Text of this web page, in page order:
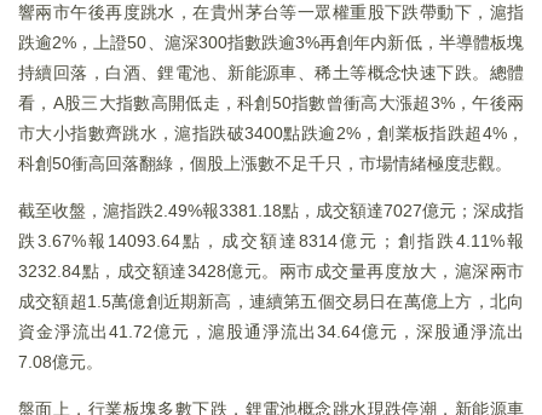
響兩市午後再度跳水，在貴州茅台等一眾權重股下跌帶動下，滬指
跌逾2%，上證50、滬深300指數跌逾3%再創年内新低，半導體板塊
持續回落，白酒、鋰電池、新能源車、稀土等概念快速下跌。總體
看，A股三大指數高開低走，科創50指數曾衝高大漲超3%，午後兩
市大小指數齊跳水，滬指跌破3400點跌逾2%，創業板指跌超4%，
科創50衝高回落翻綠，個股上漲數不足千只，市場情緒極度悲觀。
截至收盤，滬指跌2.49%報3381.18點，成交額達7027億元；深成指
跌3.67%報14093.64點，成交額達8314億元；創指跌4.11%報
3232.84點，成交額達3428億元。兩市成交量再度放大，滬深兩市
成交額超1.5萬億創近期新高，連續第五個交易日在萬億上方，北向
資金淨流出41.72億元，滬股通淨流出34.64億元，深股通淨流出
7.08億元。
盤面上，行業板塊多數下跌，鋰電池概念跳水現跌停潮，新能源車